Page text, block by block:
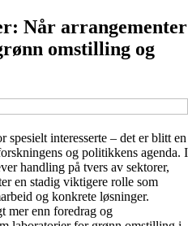
Når arrangementer
omstilling og
interesserte – det er blitt en
og politikkens agenda. I
handling på tvers av sektorer,
en stadig viktigere rolle som
og konkrete løsninger.
mer enn foredrag og